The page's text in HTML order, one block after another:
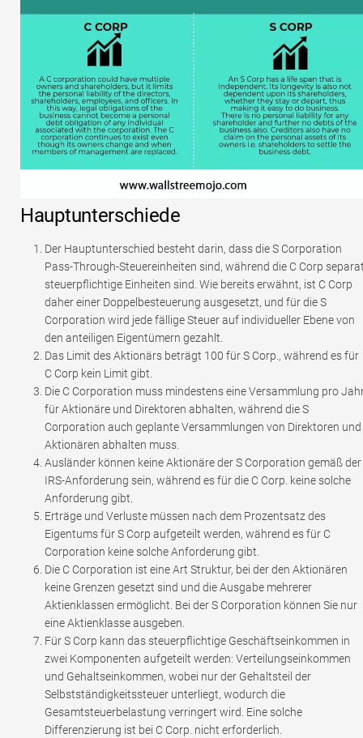
Hauptunterschiede
Der Hauptunterschied besteht darin, dass die S Corporation
Pass-Through-Steuereinheiten sind, während die C Corp
steuerpflichtige Einheiten sind. Wie bereits erwähnt, ist C Corp
daher einer Doppelbesteuerung ausgesetzt, und für die S
Corporation wird jede fällige Steuer auf individueller Ebene von
den anteiligen Eigentümern gezahlt.
Das Limit des Aktionärs beträgt 100 für S Corp., während es für
C Corp kein Limit gibt.
Die C Corporation muss mindestens eine Versammlung pro
für Aktionäre und Direktoren abhalten, während die S
Corporation auch geplante Versammlungen von Direktoren und
Aktionären abhalten muss.
Ausländer können keine Aktionäre der S Corporation gemäß der
IRS-Anforderung sein, während es für die C Corp. keine solche
Anforderung gibt.
Erträge und Verluste müssen nach dem Prozentsatz des
Eigentums für S Corp aufgeteilt werden, während es für C
Corporation keine solche Anforderung gibt.
Die C Corporation ist eine Art Struktur, bei der den Aktionären
keine Grenzen gesetzt sind und die Ausgabe mehrerer
Aktienklassen ermöglicht. Bei der S Corporation können Sie nur
eine Aktienklasse ausgeben.
Für S Corp kann das steuerpflichtige Geschäftseinkommen in
zwei Komponenten aufgeteilt werden: Verteilungseinkommen
und Gehaltseinkommen, wobei nur der Gehaltsteil der
Selbstständigkeitssteuer unterliegt, wodurch die
Gesamtsteuerbelastung verringert wird. Eine solche
Differenzierung ist bei C Corp. nicht erforderlich.